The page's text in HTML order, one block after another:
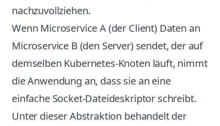
nachzuvollziehen.
Wenn Microservice A (der Client) Daten an
Microservice B (den Server) sendet, der auf
demselben Kubernetes-Knoten läuft, nimmt
die Anwendung an, dass sie an eine
einfache Socket-Dateideskriptor schreibt.
Unter dieser Abstraktion behandelt der